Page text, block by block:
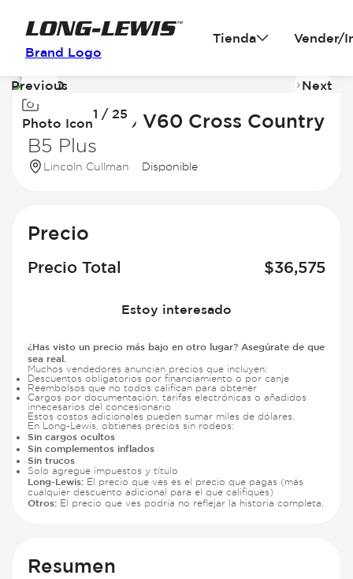
Brand Logo
Tienda Vender/
Image
of
Photo Icon
1 / 25
Previous Next
2024 Volvo V60 Cross Country
B5 Plus
Lincoln Cullman Disponible
Precio
Precio Total $36,575
Estoy interesado
¿Has visto un precio más bajo en otro lugar? Asegúrate de que
sea real.
Muchos vendedores anuncian precios que incluyen:
Descuentos obligatorios por financiamiento o por canje
Reembolsos que no todos califican para obtener
Cargos por documentación, tarifas electrónicas o añadidos
innecesarios del concesionario
Estos costos adicionales pueden sumar miles de dólares.
En Long-Lewis, obtienes precios sin rodeos:
Sin cargos ocultos
Sin complementos inflados
Sin trucos
Solo agregue impuestos y título
Long-Lewis: El precio que ves es el precio que pagas (más
cualquier descuento adicional para el que califiques)
Otros: El precio que ves podría no reflejar la historia completa.
Resumen